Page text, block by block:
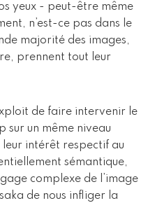
yeux - peut-être même
n’est-ce pas dans le
majorité des images,
prennent tout leur
de faire intervenir le
sur un même niveau
intérêt respectif au
sémantique,
complexe de l’image
de nous infliger la